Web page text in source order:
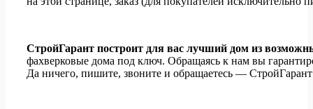
СтройГарант построит для вас лучший дом из
фахверковые дома под ключ. Обращаясь к нам вы
Да ничего, пишите, звоните и обращаетесь —